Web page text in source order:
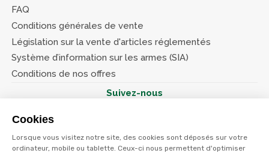
Cookies
Lorsque vous visitez notre site, des cookies sont déposés sur votre
ordinateur, mobile ou tablette. Ceux-ci nous permettent d'optimiser
FAQ
Conditions générales de vente
Législation sur la vente d'articles réglementés
Système d’information sur les armes (SIA)
Conditions de nos offres
Suivez-nous